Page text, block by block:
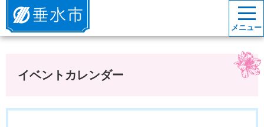
垂水市
メニュー
イベントカレンダー